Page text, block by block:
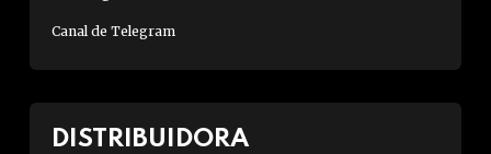
Canal de Telegram
DISTRIBUIDORA